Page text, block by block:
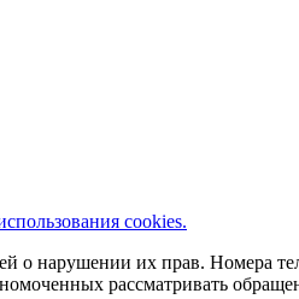
cookies.
о нарушении их прав. Номера
рассматривать